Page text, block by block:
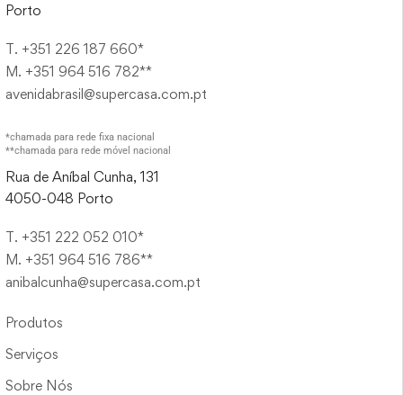
Porto
T. +351 226 187 660*
M. +351 964 516 782**
avenidabrasil@supercasa.com.pt
*chamada para rede fixa nacional
**chamada para rede móvel nacional
Rua de Aníbal Cunha, 131
4050-048 Porto
T. +351 222 052 010*
M. +351 964 516 786**
anibalcunha@supercasa.com.pt
Produtos
Serviços
Sobre Nós